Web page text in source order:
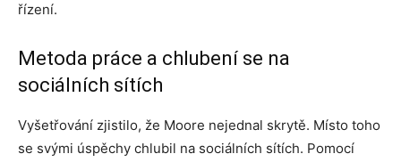
řízení.
Metoda práce a chlubení se na
sociálních sítích
Vyšetřování zjistilo, že Moore nejednal skrytě. Místo toho
se svými úspěchy chlubil na sociálních sítích. Pomocí